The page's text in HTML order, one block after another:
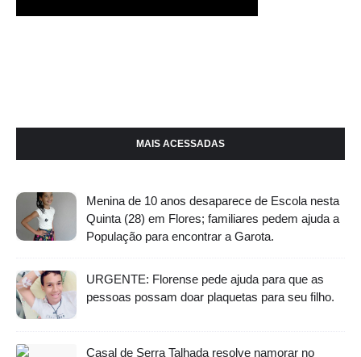
MAIS ACESSADAS
Menina de 10 anos desaparece de Escola nesta
Quinta (28) em Flores; familiares pedem ajuda a
População para encontrar a Garota.
URGENTE: Florense pede ajuda para que as
pessoas possam doar plaquetas para seu filho.
Casal de Serra Talhada resolve namorar no